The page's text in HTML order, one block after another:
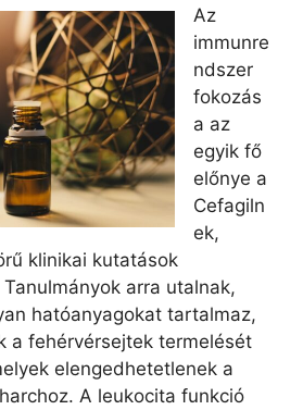
Az
immunre
ndszer
fokozás
a az
egyik fő
előnye a
Cefagiln
ek,
klinikai kutatások
arra utalnak,
hatóanyagokat tartalmaz,
a fehérvérsejtek termelését
elengedhetetlenek a
A leukocita funkció